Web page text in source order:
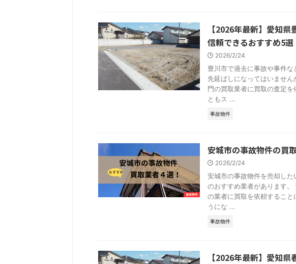
【2026年最新】愛知
信頼できるおすすめ5
2026/2/24
豊川市で過去に事故や事件
先延ばしになってはいませ
門の買取業者に買取の査定
ともス ...
事故物件
安城市の事故物件の買
2026/2/24
安城市の事故物件を売却し
のおすすめ業者があります
の業者に買取を依頼するこ
うにな ...
事故物件
【2026年最新】愛知